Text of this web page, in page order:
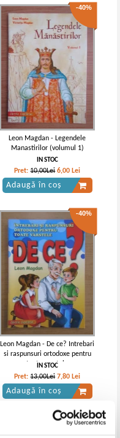
-40%
Leon Magdan - Legendele
Manastirilor (volumul 1)
IN STOC
Pret:10,00Lei 6,00 Lei
Adaugă în coș
-40%
Leon Magdan - De ce? Intrebari
si raspunsuri ortodoxe pentru
toate varstele
IN STOC
Pret:13,00Lei 7,80 Lei
Adaugă în coș
-50%